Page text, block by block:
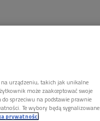
do
o grę
czytają
Dwójce
urządzeniu, takich jak unikalne
może zaakceptować swoje
sprzeciwu na podstawie prawnie
Te wybory będą sygnalizowane
prywatności